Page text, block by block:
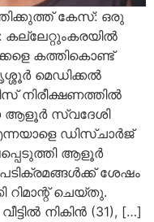
കേസ്: ഒരു
കത്തികൊണ്ട്
മെഡിക്കൽ
നിരീക്ഷണത്തിൽ
ആളൂർ സ്വദേശി
ഡിസ്ചാർജ്
ആളൂർ
ശേഷം
റിമാന്റ് ചെയ്തു.
നികിൻ (31), […]